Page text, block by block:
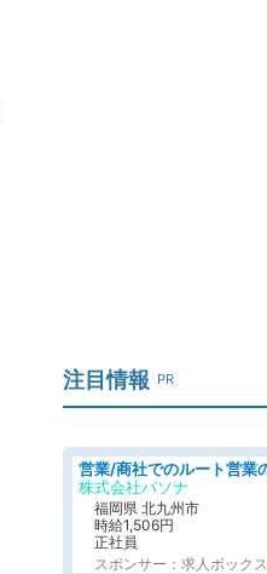
注目情報 PR
株式会社パソナ
福岡県 北九州市
時給1,506円
正社員
スポンサー：求人ボックス